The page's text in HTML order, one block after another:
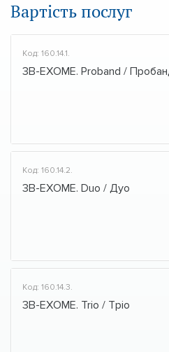
Вартість послуг
Код: 160.14.1.
3B-EXOME. Proband /
Код: 160.14.2.
3B-EXOME. Duo / Дуо
Код: 160.14.3.
3B-EXOME. Trio / Тріо